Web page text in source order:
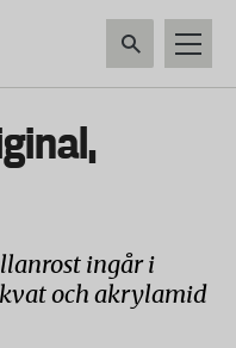
ingår i
och akrylamid